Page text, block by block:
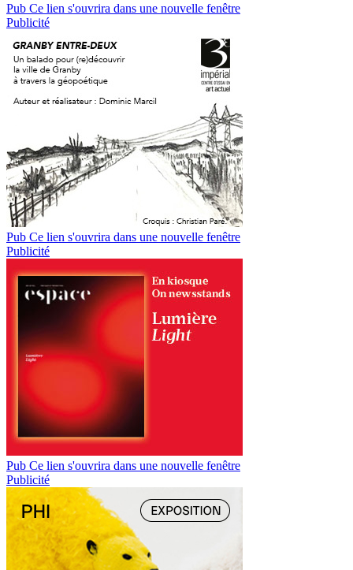
Pub Ce lien s'ouvrira dans une nouvelle fenêtre
Publicité
Pub Ce lien s'ouvrira dans une nouvelle fenêtre
Publicité
Pub Ce lien s'ouvrira dans une nouvelle fenêtre
Publicité